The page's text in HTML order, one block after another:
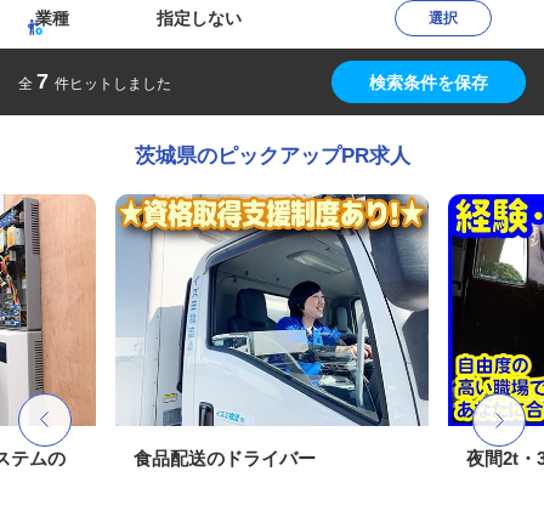
業種 指定しない 選択
全 7 件ヒットしました 検索条件を保存
茨城県のピックアップPR求人
テムの 食品配送のドライバー 夜間2t・